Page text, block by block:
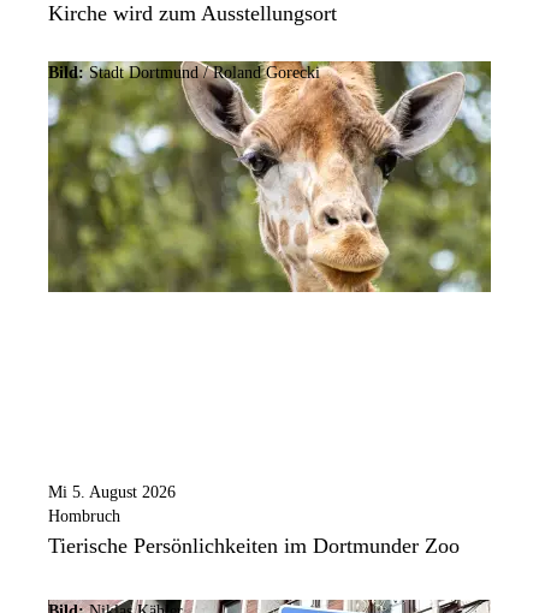
Kirche wird zum Ausstellungsort
Bild:Stadt Dortmund / Roland Gorecki
Mi 5. August 2026
Hombruch
Tierische Persönlichkeiten im Dortmunder Zoo